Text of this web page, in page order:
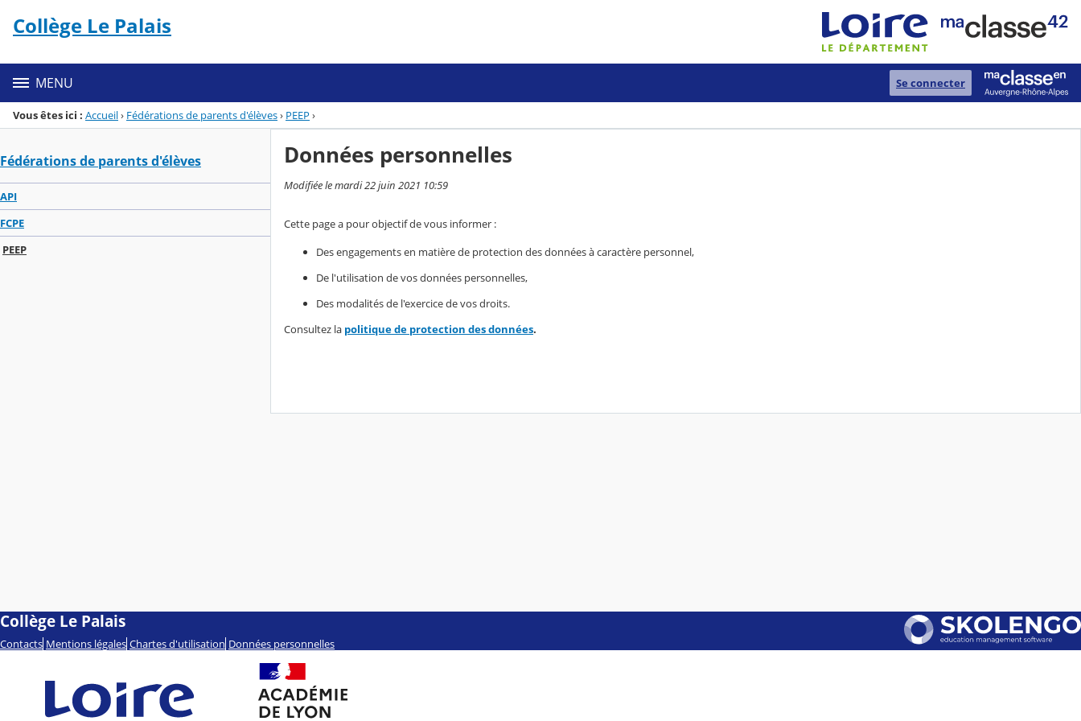
Menu de la rubrique
Contenu
Collège Le Palais
MENU Se connecter
Vous êtes ici : Accueil› Fédérations de parents d'élèves› PEEP ›
Fédérations de parents d'élèves
API
FCPE
PEEP
Données personnelles
Modifiée le mardi 22 juin 2021 10:59
Cette page a pour objectif de vous informer :
Des engagements en matière de protection des données à caractère personnel,
De l'utilisation de vos données personnelles,
Des modalités de l'exercice de vos droits.
Consultez la politique de protection des données.
Collège Le Palais
Contacts Mentions légales Chartes d'utilisation Données personnelles